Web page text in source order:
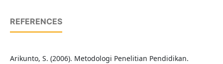
REFERENCES
Arikunto, S. (2006). Metodologi Penelitian Pendidikan.